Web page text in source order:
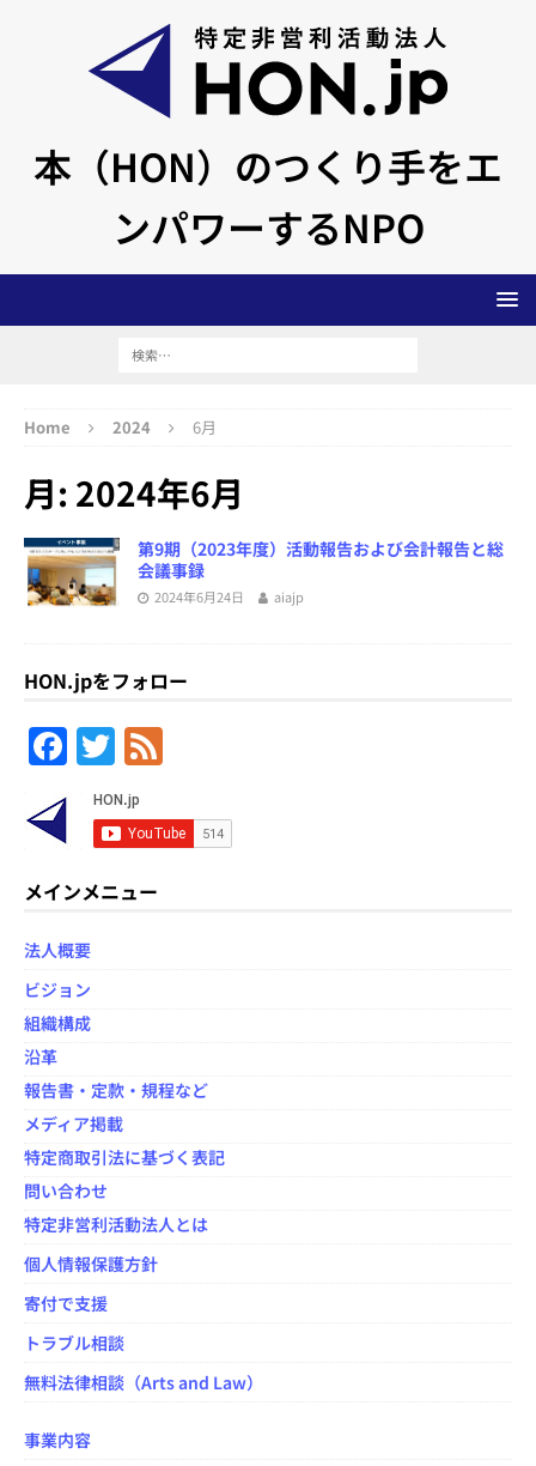
本（HON）のつくり手をエ
ンパワーするNPO
Home 2024 6月
月: 2024年6月
第9期（2023年度）活動報告および会計報告と総
会議事録
2024年6月24日 aiajp
HON.jpをフォロー
F
b
o
o
k
T
w
itt
er
e
d
メインメニュー
法人概要
ビジョン
組織構成
沿革
報告書・定款・規程など
メディア掲載
特定商取引法に基づく表記
問い合わせ
特定非営利活動法人とは
個人情報保護方針
寄付で支援
トラブル相談
無料法律相談（Arts and Law）
事業内容